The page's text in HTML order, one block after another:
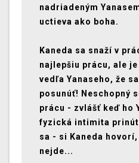
nadriadeným
uctieva ako boha.
Kaneda sa snaží v
najlepšiu prácu, ale
vedľa Yanaseho, že
posunúť! Neschopný
prácu - zvlášť keď ho
fyzická intimita
sa - si Kaneda
nejde...